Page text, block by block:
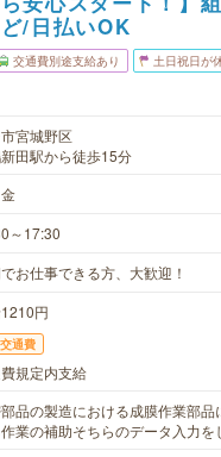
/日払いOK
交通費別途支給あり 土日祝日が
宮城野区
田駅から徒歩15分
～17:30
お仕事できる方、大歓迎！
円
交通費
規定内支給
品の製造における成膜作業部品
業の補助そちらのデータ入力